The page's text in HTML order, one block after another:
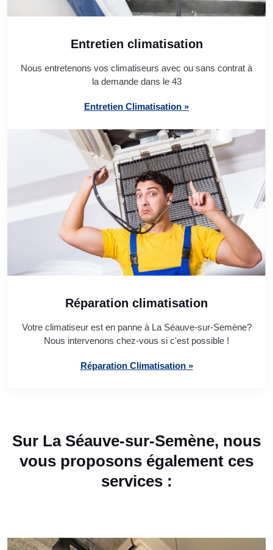
Entretien climatisation
Nous entretenons vos climatiseurs avec ou sans contrat à
la demande dans le 43
Entretien Climatisation »
Réparation climatisation
Votre climatiseur est en panne à La Séauve-sur-Semène?
Nous intervenons chez-vous si c'est possible !
Réparation Climatisation »
Sur La Séauve-sur-Semène, nous
vous proposons également ces
services :